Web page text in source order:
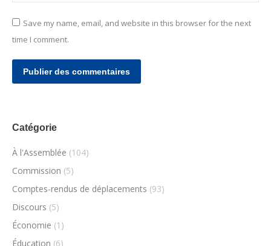
Save my name, email, and website in this browser for the next
time I comment.
Publier des commentaires
Catégorie
À l'Assemblée (104)
Commission (5)
Comptes-rendus de déplacements (93)
Discours (5)
Économie (1)
Éducation (6)